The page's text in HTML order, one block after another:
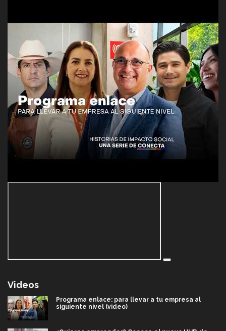
Videos
Programa enlace: para llevar a tu empresa al
siguiente nivel (video)